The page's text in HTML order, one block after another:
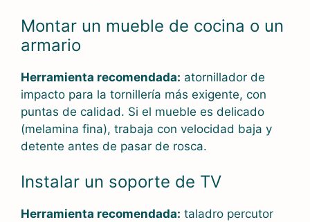
Montar un mueble de cocina o un
armario
Herramienta recomendada: atornillador de
impacto para la tornillería más exigente, con
puntas de calidad. Si el mueble es delicado
(melamina fina), trabaja con velocidad baja y
detente antes de pasar de rosca.
Instalar un soporte de TV
Herramienta recomendada: taladro percutor